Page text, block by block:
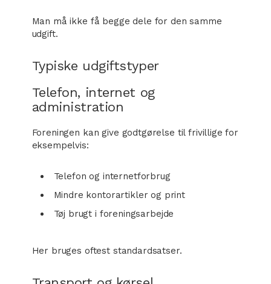
Man må ikke få begge dele for den samme
udgift.
Typiske udgiftstyper
Telefon, internet og
administration
Foreningen kan give godtgørelse til frivillige for
eksempelvis:
Telefon og internetforbrug
Mindre kontorartikler og print
Tøj brugt i foreningsarbejde
Her bruges oftest standardsatser.